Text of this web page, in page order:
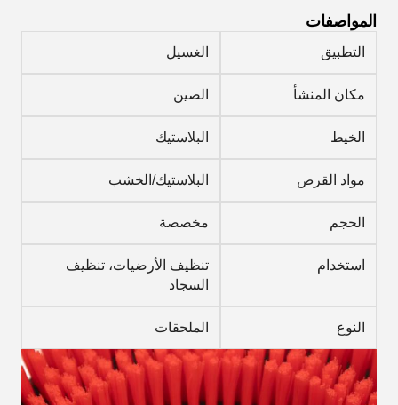
المواصفات
التطبيق الغسيل
مكان المنشأ الصين
الخيط البلاستيك
مواد القرص البلاستيك/الخشب
الحجم مخصصة
استخدام
تنظيف الأرضيات، تنظيف
السجاد
النوع الملحقات